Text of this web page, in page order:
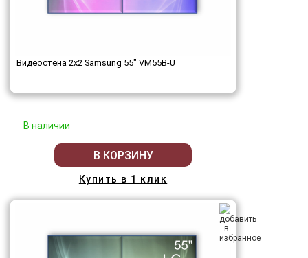
Видеостена 2x2 Samsung 55" VM55B-U
В наличии
В КОРЗИНУ
Купить в 1 клик